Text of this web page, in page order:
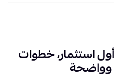
استثمار، خطوات
وواضحة